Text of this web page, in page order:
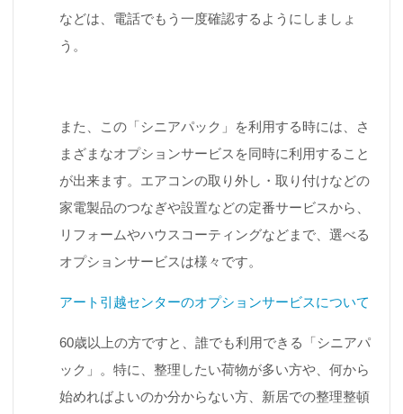
などは、電話でもう一度確認するようにしましょ
う。
また、この「シニアパック」を利用する時には、さ
まざまなオプションサービスを同時に利用すること
が出来ます。エアコンの取り外し・取り付けなどの
家電製品のつなぎや設置などの定番サービスから、
リフォームやハウスコーティングなどまで、選べる
オプションサービスは様々です。
アート引越センターのオプションサービスについて
60歳以上の方ですと、誰でも利用できる「シニアパ
ック」。特に、整理したい荷物が多い方や、何から
始めればよいのか分からない方、新居での整理整頓